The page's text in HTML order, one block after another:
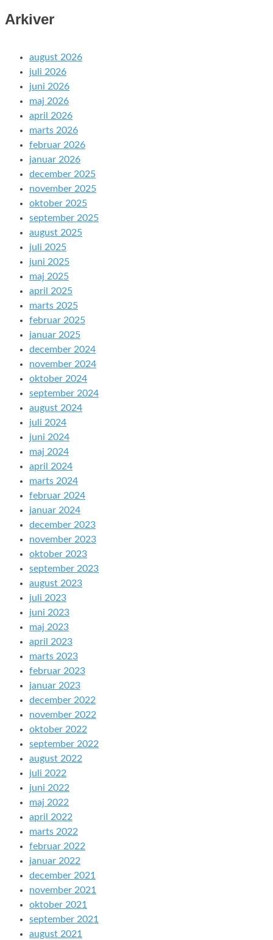
Arkiver
august 2026
juli 2026
juni 2026
maj 2026
april 2026
marts 2026
februar 2026
januar 2026
december 2025
november 2025
oktober 2025
september 2025
august 2025
juli 2025
juni 2025
maj 2025
april 2025
marts 2025
februar 2025
januar 2025
december 2024
november 2024
oktober 2024
september 2024
august 2024
juli 2024
juni 2024
maj 2024
april 2024
marts 2024
februar 2024
januar 2024
december 2023
november 2023
oktober 2023
september 2023
august 2023
juli 2023
juni 2023
maj 2023
april 2023
marts 2023
februar 2023
januar 2023
december 2022
november 2022
oktober 2022
september 2022
august 2022
juli 2022
juni 2022
maj 2022
april 2022
marts 2022
februar 2022
januar 2022
december 2021
november 2021
oktober 2021
september 2021
august 2021